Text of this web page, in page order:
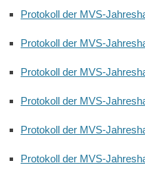
Protokoll der MVS-
Protokoll der MVS-
Protokoll der MVS-
Protokoll der MVS-
Protokoll der MVS-
Protokoll der MVS-